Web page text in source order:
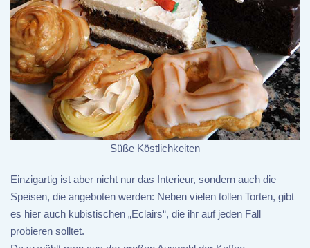
Süße Köstlichkeiten
Einzigartig ist aber nicht nur das Interieur, sondern auch die
Speisen, die angeboten werden: Neben vielen tollen Torten, gibt
es hier auch kubistischen „Eclairs“, die ihr auf jeden Fall
probieren solltet.